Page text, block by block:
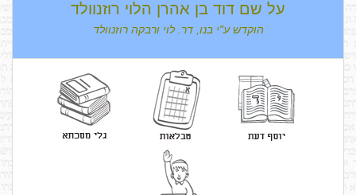
על שם דוד בן אהרן הלוי רוזנוולד
הוקדש ע"י בנו, דר. לוי ורבקה רוזנוולד